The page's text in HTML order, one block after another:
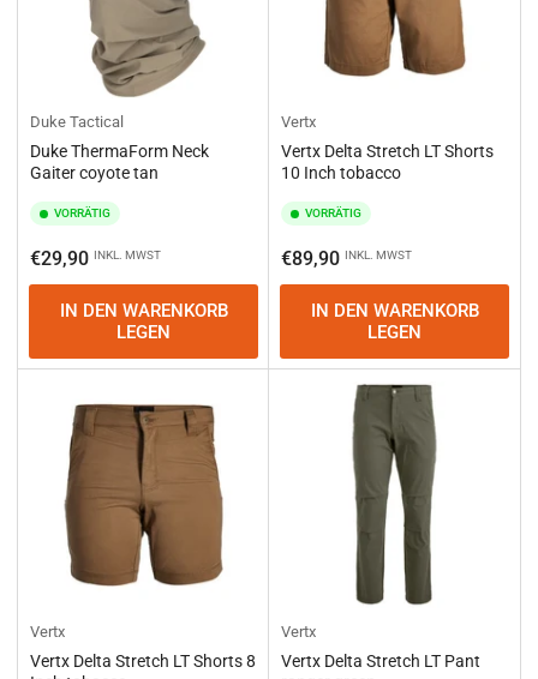
Duke Tactical
Duke ThermaForm Neck
Gaiter coyote tan
VORRÄTIG
Normaler
Preis
€29,90 INKL. MWST
IN DEN WARENKORB
LEGEN
Vertx
Vertx Delta Stretch LT Shorts
10 Inch tobacco
VORRÄTIG
Normaler
Preis
€89,90 INKL. MWST
IN DEN WARENKORB
LEGEN
Vertx
Vertx Delta Stretch LT Shorts 8
Vertx
Vertx Delta Stretch LT Pant